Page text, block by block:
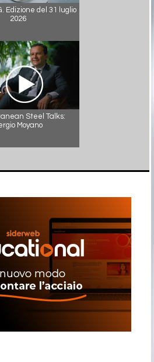
Edizione del 31 luglio
2026
Steel Talks:
Moyano